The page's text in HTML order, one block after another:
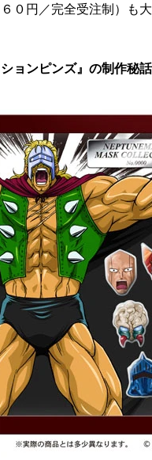
６０円／完全受注制）も大
ョンピンズ』の制作秘話